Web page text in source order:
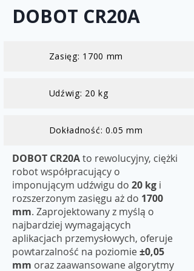
DOBOT CR20A
Zasięg: 1700 mm
Udźwig: 20 kg
Dokładność: 0.05 mm
DOBOT CR20Ato rewolucyjny, ciężki
robot współpracujący o
imponującym udźwigu do 20 kg i
rozszerzonym zasięgu aż do 1700
mm. Zaprojektowany z myślą o
najbardziej wymagających
aplikacjach przemysłowych, oferuje
powtarzalność na poziomie±0,05
mm oraz zaawansowane algorytmy